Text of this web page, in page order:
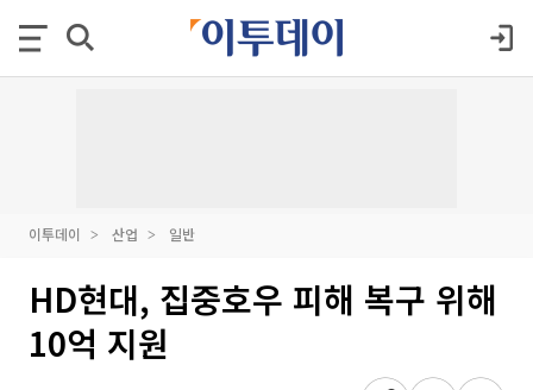
이투데이 산업 일반
HD현대, 집중호우 피해 복구 위해
10억 지원